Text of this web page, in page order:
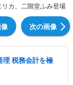
カ、二階堂ふみ登場
次の画像
理 税務会計を極